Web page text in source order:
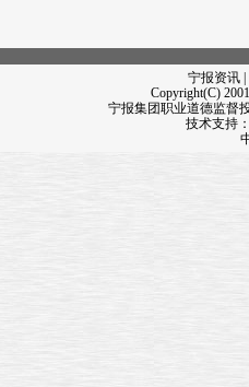
宁报资讯
Copyright(C)
宁报集团职业道德监督
技术支持